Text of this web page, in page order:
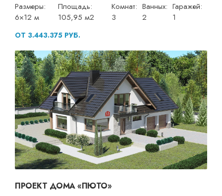
Размеры:
6×12 м
Площадь:
105,95 м2
Комнат:
3
Ванных:
2
Гаражей:
1
ОТ 3.443.375 РУБ.
ПРОЕКТ ДОМА «ПЮТО»